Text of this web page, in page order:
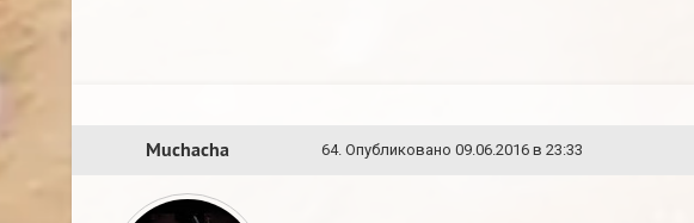
Muchacha 64. Опубликовано 09.06.2016 в 23:33